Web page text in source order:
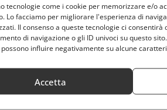
tecnologie come i cookie per memorizzare e/o
Lo facciamo per migliorare l'esperienza di
Il consenso a queste tecnologie ci consentirà
di navigazione o gli ID univoci su questo
influire negativamente su alcune
Accetta